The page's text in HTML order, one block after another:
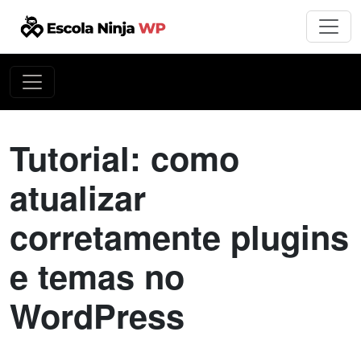
Tutorial: como
atualizar
corretamente plugins
e temas no
WordPress